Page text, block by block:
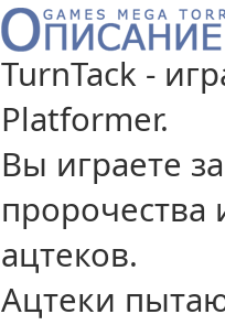
TurnTack -
Platformer.
Вы играете
пророчества
ацтеков.
Ацтеки